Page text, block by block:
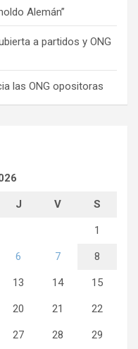
Alemán”
a partidos y ONG
las ONG opositoras
J V S
1
6 7 8
13 14 15
20 21 22
27 28 29